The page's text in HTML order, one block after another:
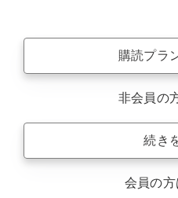
購読プラ
非会員の
続き
会員の方